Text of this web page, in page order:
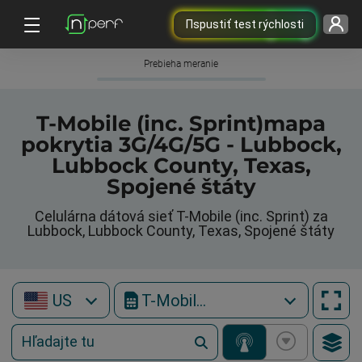
Пspustiť test rýchlosti
Prebieha meranie
T-Mobile (inc. Sprint)mapa
pokrytia 3G/4G/5G - Lubbock,
Lubbock County, Texas,
Spojené štáty
Celulárna dátová sieť T-Mobile (inc. Sprint) za
Lubbock, Lubbock County, Texas, Spojené štáty
US T-Mobile (inc. Sprint)